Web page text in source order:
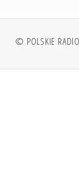
© POLSKIE RADIO